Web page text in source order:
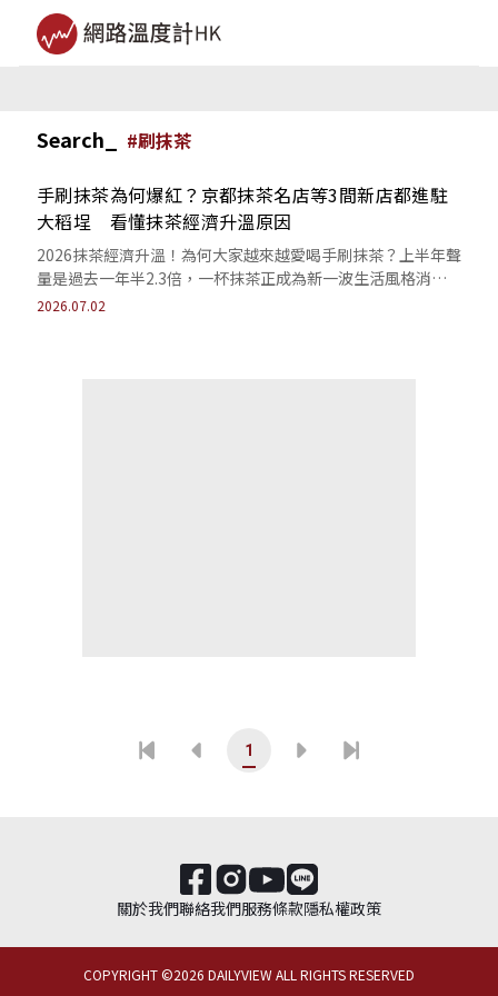
Search_ #刷抹茶
手刷抹茶為何爆紅？京都抹茶名店等3間新店都進駐
大稻埕 看懂抹茶經濟升溫原因
2026抹茶經濟升溫！為何大家越來越愛喝手刷抹茶？上半年聲
量是過去一年半2.3倍，一杯抹茶正成為新一波生活風格消
費，本文幫助你看懂抹茶經濟趨勢。
2026.07.02
1
關於我們聯絡我們服務條款隱私權政策
COPYRIGHT ©2026 DAILYVIEW ALL RIGHTS RESERVED